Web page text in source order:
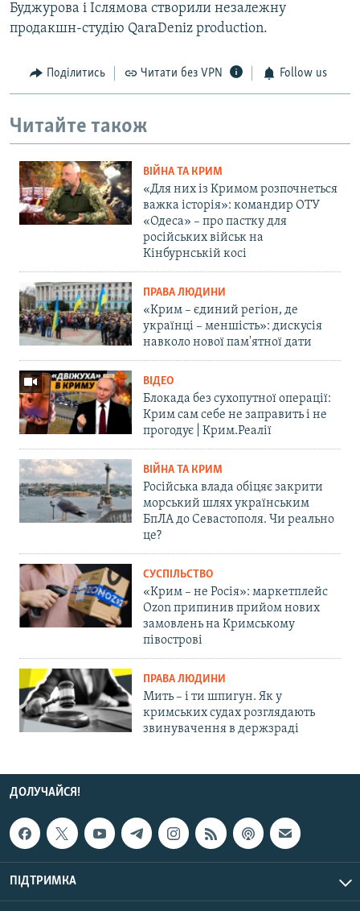
Буджурова і Іслямова створили незалежну
продакшн-студію QaraDeniz production.
Поділитись Читати без VPN Follow us
Читайте також
ВІЙНА ТА КРИМ
«Для них із Кримом розпочнеться
важка історія»: командир ОТУ
«Одеса» – про пастку для
російських військ на
Кінбурнській косі
ПРАВА ЛЮДИНИ
«Крим – єдиний регіон, де
українці – меншість»: дискусія
навколо нової пам'ятної дати
ВІДЕО
Блокада без сухопутної операції:
Крим сам себе не заправить і не
прогодує | Крим.Реалії
ВІЙНА ТА КРИМ
Російська влада обіцяє закрити
морський шлях українським
БпЛА до Севастополя. Чи реально
це?
СУСПІЛЬСТВО
«Крим – не Росія»: маркетплейс
Ozon припинив прийом нових
замовлень на Кримському
півострові
ПРАВА ЛЮДИНИ
Мить – і ти шпигун. Як у
кримських судах розглядають
звинувачення в держзраді
ДОЛУЧАЙСЯ!
ПІДТРИМКА